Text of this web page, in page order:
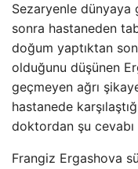
Sezaryenle dünyaya
sonra hastaneden
doğum yaptıktan
olduğunu düşünen
geçmeyen ağrı
hastanede
doktordan şu cevabı
Frangiz Ergashova